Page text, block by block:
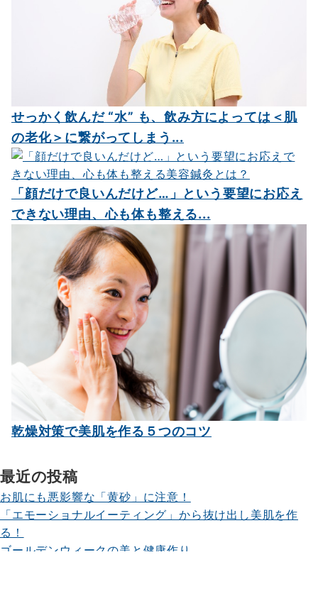
せっかく飲んだ “水” も、飲み方によっては＜肌
の老化＞に繋がってしまう...
「顔だけで良いんだけど…」という要望にお応え
できない理由、心も体も整える...
乾燥対策で美肌を作る５つのコツ
最近の投稿
お肌にも悪影響な「黄砂」に注意！
「エモーショナルイーティング」から抜け出し美肌を作
る！
ゴールデンウィークの美と健康作り